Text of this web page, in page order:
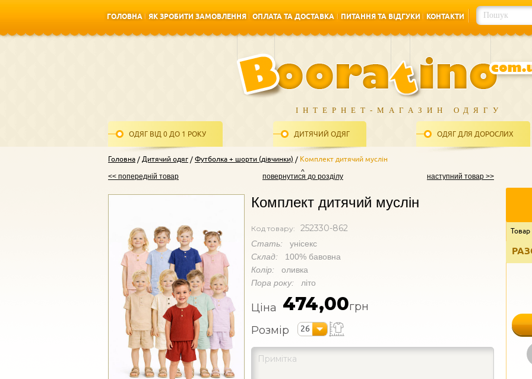
ГОЛОВНА
ЯК ЗРОБИТИ ЗАМОВЛЕННЯ
ОПЛАТА ТА ДОСТАВКА
ПИТАННЯ ТА ВІДГУКИ
КОНТАКТИ
ІНТЕРНЕТ-МАГАЗИН ОДЯГУ
ОДЯГ ВІД 0 ДО 1 РОКУ ДИТЯЧИЙ ОДЯГ ОДЯГ ДЛЯ ДОРОСЛИХ
Головна Дитячий одяг Футболка + шорти (дівчинки) Комплект дитячий муслін
Товар
<< попередній товар наступний товар >>
повернутися до розділу
Комплект дитячий муслін
Код товару: 252330-862
Стать: унісекс
Склад: 100% бавовна
Колір: оливка
Пора року: літо
Ціна 474,00грн
Розмір
26